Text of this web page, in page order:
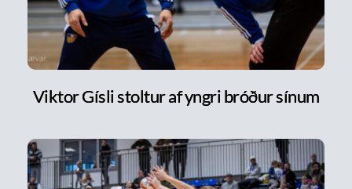
Viktor Gísli stoltur af yngri bróður sínum